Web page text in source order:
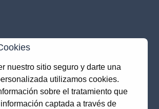
nuestro sitio seguro y darte una
utilizamos cookies.
sobre el tratamiento que
captada a través de
client-side exception has occurred while
(see the browser console